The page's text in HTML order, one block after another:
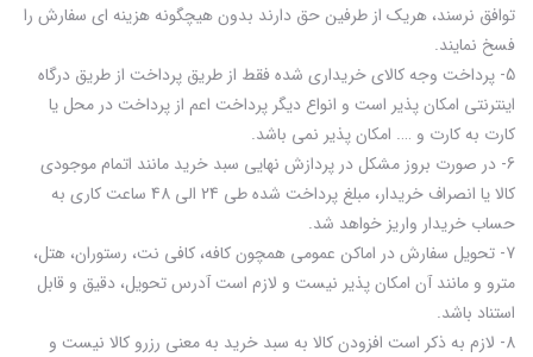
توافق نرسند، هریک از طرفین حق دارند بدون هیچگونه هزینه ای سفارش را
فسخ نمایند.
5- پرداخت وجه کالای خریداری شده فقط از طریق پرداخت از طریق درگاه
اینترنتی امکان پذیر است و انواع دیگر پرداخت اعم از پرداخت در محل یا
کارت به کارت و …. امکان پذیر نمی باشد.
6- در صورت بروز مشکل در پردازش نهایی سبد خرید مانند اتمام موجودی
کالا یا انصراف خریدار، مبلغ پرداخت شده طی 24 الی 48 ساعت کاری به
حساب خریدار واریز خواهد شد.
7- تحویل سفارش در اماکن عمومی همچون کافه، کافی نت، رستوران، هتل،
مترو و مانند آن امکان پذیر نیست و لازم است آدرس تحویل، دقیق و قابل
استناد باشد.
8- لازم به ذکر است افزودن کالا به سبد خرید به معنی رزرو کالا نیست و